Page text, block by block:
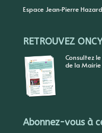
Espace Jean-Pierre Hazard
RETROUVEZ
Consultez
de la Mairie
Abonnez-vous à